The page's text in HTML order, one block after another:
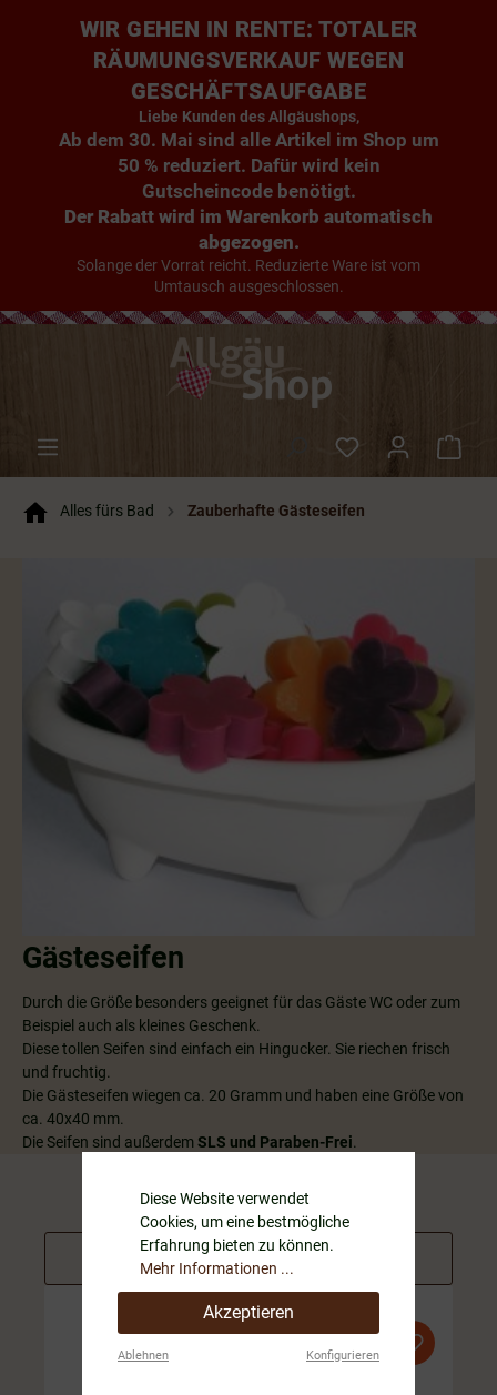
WIR GEHEN IN RENTE: TOTALER
RÄUMUNGSVERKAUF WEGEN
GESCHÄFTSAUFGABE
Liebe Kunden des Allgäushops,
Ab dem 30. Mai sind alle Artikel im Shop um
50 % reduziert. Dafür wird kein
Gutscheincode benötigt.
Der Rabatt wird im Warenkorb automatisch
abgezogen.
Solange der Vorrat reicht. Reduzierte Ware ist vom
Umtausch ausgeschlossen.
Alles fürs Bad Zauberhafte Gästeseifen
Gästeseifen
Durch die Größe besonders geeignet für das Gäste WC oder zum
Beispiel auch als kleines Geschenk.
Diese tollen Seifen sind einfach ein Hingucker. Sie riechen frisch
und fruchtig.
Die Gästeseifen wiegen ca. 20 Gramm und haben eine Größe von
ca. 40x40 mm.
Die Seifen sind außerdem SLS und Paraben-Frei.
Diese Website verwendet
Cookies, um eine bestmögliche
Erfahrung bieten zu können.
Mehr Informationen ...
Akzeptieren
Ablehnen Konfigurieren